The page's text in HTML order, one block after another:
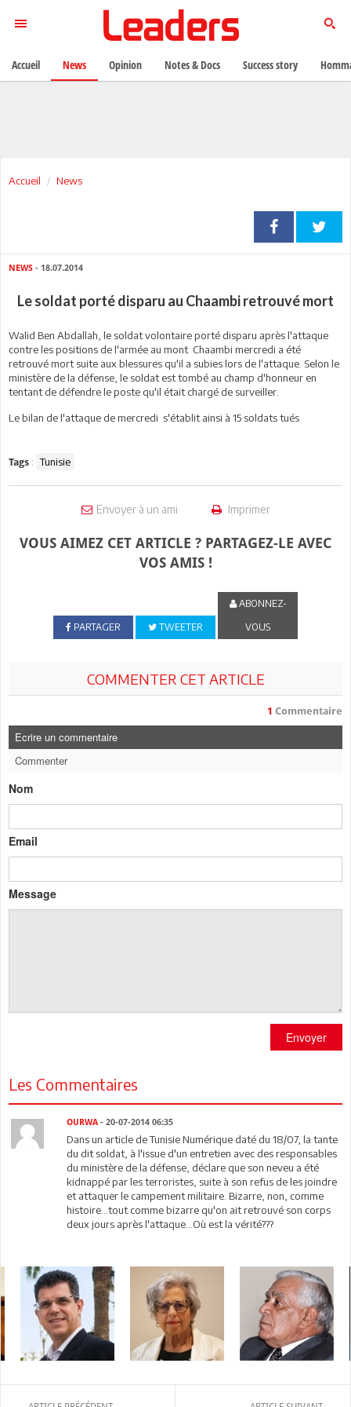
Accueil News
NEWS - 18.07.2014
Le soldat porté disparu au Chaambi retrouvé mort
Walid Ben Abdallah, le soldat volontaire porté disparu après l'attaque
contre les positions de l'armée au mont Chaambi mercredi a été
retrouvé mort suite aux blessures qu'il a subies lors de l'attaque. Selon le
ministère de la défense, le soldat est tombé au champ d'honneur en
tentant de défendre le poste qu'il était chargé de surveiller.
Le bilan de l'attaque de mercredi s'établit ainsi à 15 soldats tués
Tags : Tunisie
Envoyer à un ami Imprimer
VOUS AIMEZ CET ARTICLE ? PARTAGEZ-LE AVEC
VOS AMIS !
PARTAGER TWEETER
ABONNEZ-
VOUS
COMMENTER CET ARTICLE
1 Commentaire
Ecrire un commentaire
Commenter
Nom
Email
Message
Envoyer
Les Commentaires
OURWA - 20-07-2014 06:35
Dans un article de Tunisie Numérique daté du 18/07, la tante
du dit soldat, à l'issue d'un entretien avec des responsables
du ministère de la défense, déclare que son neveu a été
kidnappé par les terroristes, suite à son refus de les joindre
et attaquer le campement militaire. Bizarre, non, comme
histoire...tout comme bizarre qu'on ait retrouvé son corps
deux jours après l'attaque...Où est la vérité???
Accueil News Opinion Notes & Docs Success story